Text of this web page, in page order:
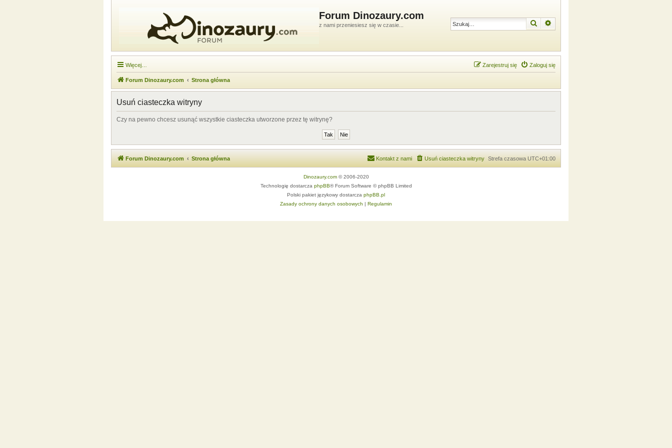
Forum Dinozaury.com
z nami przeniesiesz się w czasie... Szukaj
Więcej… Zaloguj się
Zarejestruj się
Forum Dinozaury.com Strona główna
Usuń ciasteczka witryny
Czy na pewno chcesz usunąć wszystkie ciasteczka utworzone przez tę witrynę?
Forum Dinozaury.com Strona główna Strefa czasowa UTC+01:00
Usuń ciasteczka witryny
Kontakt z nami
Dinozaury.com© 2006-2020
Technologię dostarcza phpBB® Forum Software © phpBB Limited
Polski pakiet językowy dostarcza phpBB.pl
Zasady ochrony danych osobowych | Regulamin